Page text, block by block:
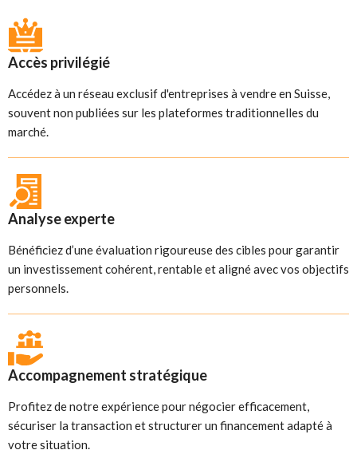
Accès privilégié
Accédez à un réseau exclusif d'entreprises à vendre en Suisse,
souvent non publiées sur les plateformes traditionnelles du
marché.
Analyse experte
Bénéficiez d’une évaluation rigoureuse des cibles pour garantir
un investissement cohérent, rentable et aligné avec vos objectifs
personnels.
Accompagnement stratégique
Profitez de notre expérience pour négocier efficacement,
sécuriser la transaction et structurer un financement adapté à
votre situation.